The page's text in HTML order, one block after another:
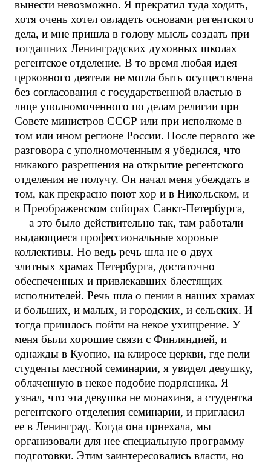
вынести невозможно. Я прекратил туда ходить,
хотя очень хотел овладеть основами регентского
дела, и мне пришла в голову мысль создать при
тогдашних Ленинградских духовных школах
регентское отделение. В то время любая идея
церковного деятеля не могла быть осуществлена
без согласования с государственной властью в
лице уполномоченного по делам религии при
Совете министров СССР или при исполкоме в
том или ином регионе России. После первого же
разговора с уполномоченным я убедился, что
никакого разрешения на открытие регентского
отделения не получу. Он начал меня убеждать в
том, как прекрасно поют хор и в Никольском, и
в Преображенском соборах Санкт-Петербурга,
— а это было действительно так, там работали
выдающиеся профессиональные хоровые
коллективы. Но ведь речь шла не о двух
элитных храмах Петербурга, достаточно
обеспеченных и привлекавших блестящих
исполнителей. Речь шла о пении в наших храмах
и больших, и малых, и городских, и сельских. И
тогда пришлось пойти на некое ухищрение. У
меня были хорошие связи с Финляндией, и
однажды в Куопио, на клиросе церкви, где пели
студенты местной семинарии, я увидел девушку,
облаченную в некое подобие подрясника. Я
узнал, что эта девушка не монахиня, а студентка
регентского отделения семинарии, и пригласил
ее в Ленинград. Когда она приехала, мы
организовали для нее специальную программу
подготовки. Этим заинтересовались власти, но